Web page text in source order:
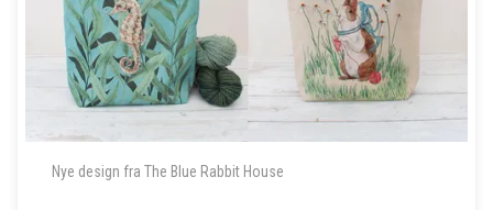
Nye design fra The Blue Rabbit House